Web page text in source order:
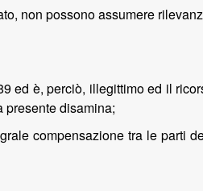
non possono assumere
ed è, perciò, illegittimo ed il
presente disamina;
compensazione tra le parti